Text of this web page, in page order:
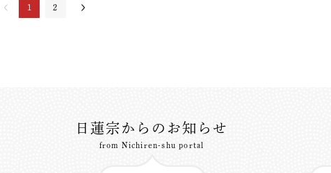
1 2
日蓮宗からのお知らせ
from Nichiren-shu portal